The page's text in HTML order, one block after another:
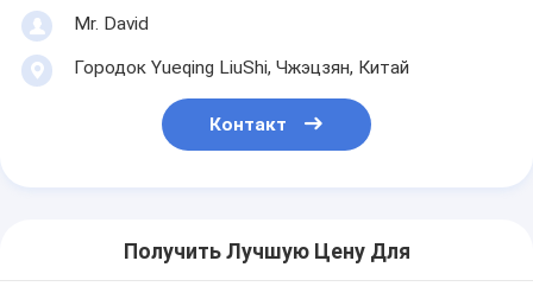
Mr. David
Городок Yueqing LiuShi, Чжэцзян, Китай
Контакт
Получить Лучшую Цену Для